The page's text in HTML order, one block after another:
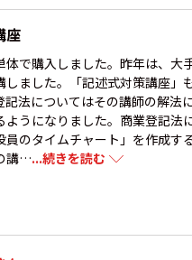
座
体で購入しました。昨年は、大
しました。「記述式対策講座」
記法についてはその講師の解法
ようになりました。商業登記法
員のタイムチャート」を作成す
講…...続きを読む